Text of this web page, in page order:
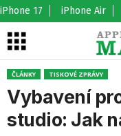
iPhone 17 iPhone Air
ČLÁNKY TISKOVÉ ZPRÁVY
Vybavení
studio: Jak